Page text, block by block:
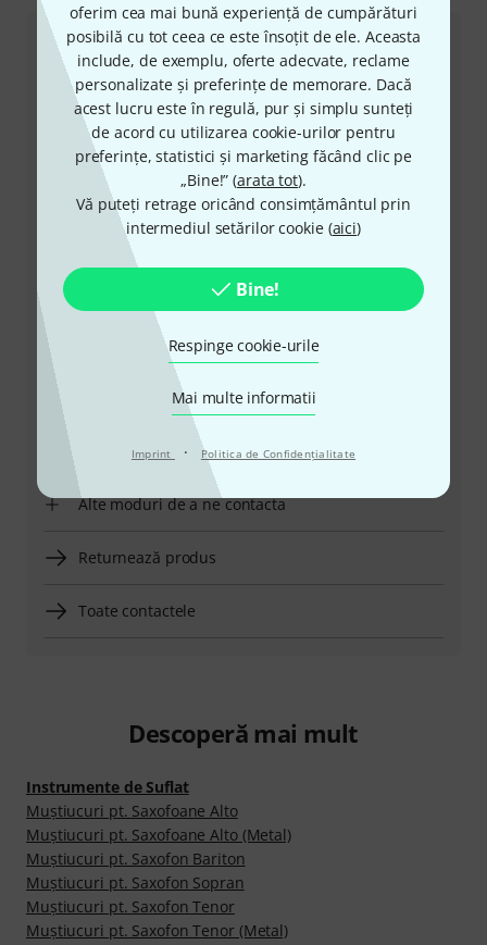
oferim cea mai bună experiență de cumpărături
posibilă cu tot ceea ce este însoțit de ele. Aceasta
include, de exemplu, oferte adecvate, reclame
personalizate și preferințe de memorare. Dacă
acest lucru este în regulă, pur și simplu sunteți
de acord cu utilizarea cookie-urilor pentru
preferințe, statistici și marketing făcând clic pe
„Bine!” (arata tot).
Vă puteți retrage oricând consimțământul prin
intermediul setărilor cookie (aici)
Bine!
Respinge cookie-urile
Mai multe informatii
Imprint · Politica de Confidenţialitate
Serviciul Clienți România
+49-9546-9223-530
Personalul nostru de la service e aici pentru a vă ajuta
cu orice problemă
Pregătiți număr client
Ore de Program (CEST - Ora de vară
din Europa Centrală)
Solicită să fii contactat
Alte moduri de a ne contacta
Returnează produs
Toate contactele
Descoperă mai mult
Instrumente de Suflat
Muştiucuri pt. Saxofoane Alto
Muştiucuri pt. Saxofoane Alto (Metal)
Muştiucuri pt. Saxofon Bariton
Muştiucuri pt. Saxofon Sopran
Muştiucuri pt. Saxofon Tenor
Muştiucuri pt. Saxofon Tenor (Metal)